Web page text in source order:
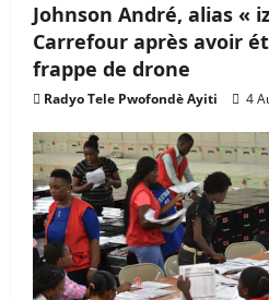
Johnson André, alias «
Carrefour après avoir
frappe de drone
Radyo Tele Pwofondè Ayiti 4